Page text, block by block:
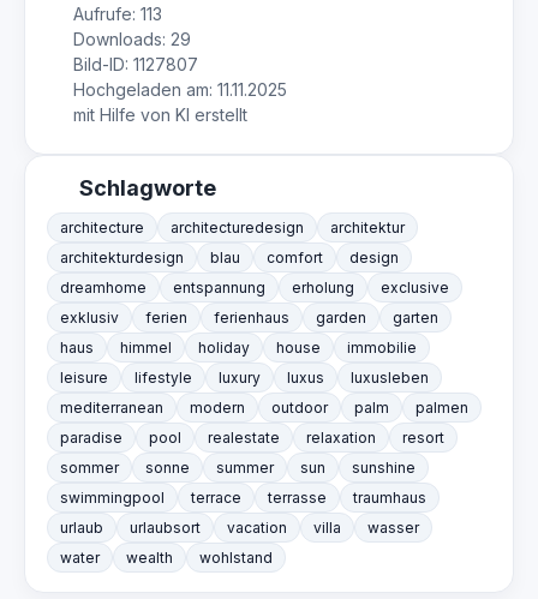
Aufrufe: 113
Downloads: 29
Bild-ID: 1127807
Hochgeladen am: 11.11.2025
mit Hilfe von KI erstellt
Schlagworte
architecture architecturedesign
architektur
architekturdesign
blau comfort
design
dreamhome
entspannung erholung
exclusive
exklusiv
ferien ferienhaus garden
garten
haus
himmel holiday house
immobilie
leisure
lifestyle luxury luxus
luxusleben
mediterranean
modern outdoor palm
palmen
paradise
pool realestate relaxation
resort
sommer
sonne summer sun
sunshine
swimmingpool
terrace terrasse
traumhaus
urlaub
urlaubsort vacation villa
wasser
water
wealth wohlstand